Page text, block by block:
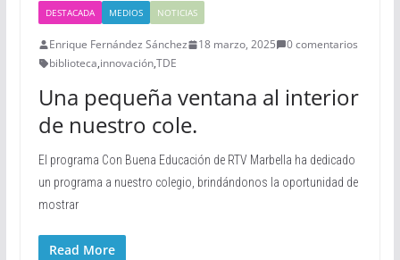
DESTACADA MEDIOS NOTICIAS
Enrique Fernández Sánchez 18 marzo, 2025
0 comentarios
biblioteca,innovación,TDE
Una pequeña ventana al interior
de nuestro cole.
El programa Con Buena Educación de RTV Marbella ha dedicado
un programa a nuestro colegio, brindándonos la oportunidad de
mostrar
Read More